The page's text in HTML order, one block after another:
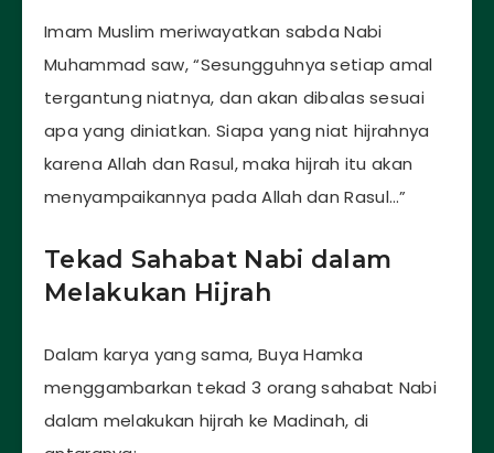
Imam Muslim meriwayatkan sabda Nabi
Muhammad saw, “Sesungguhnya setiap amal
tergantung niatnya, dan akan dibalas sesuai
apa yang diniatkan. Siapa yang niat hijrahnya
karena Allah dan Rasul, maka hijrah itu akan
menyampaikannya pada Allah dan Rasul…”
Tekad Sahabat Nabi dalam
Melakukan Hijrah
Dalam karya yang sama, Buya Hamka
menggambarkan tekad 3 orang sahabat Nabi
dalam melakukan hijrah ke Madinah, di